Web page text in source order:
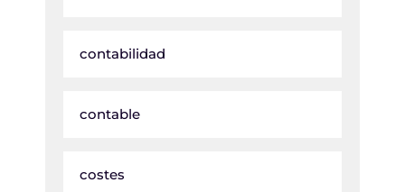
contabilidad
contable
costes